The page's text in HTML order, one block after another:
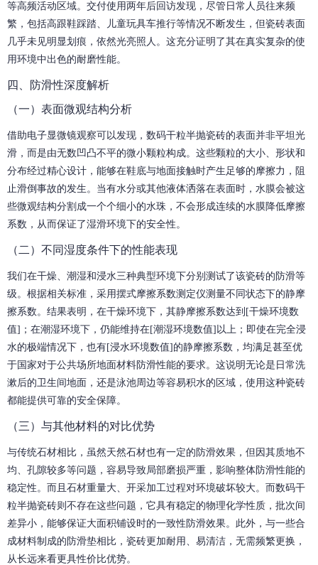
等高频活动区域。交付使用两年后回访发现，尽管日常人员往来频
繁，包括高跟鞋踩踏、儿童玩具车推行等情况不断发生，但瓷砖表面
几乎未见明显划痕，依然光亮照人。这充分证明了其在真实复杂的使
用环境中出色的耐磨性能。
四、防滑性深度解析
（一）表面微观结构分析
借助电子显微镜观察可以发现，数码干粒半抛瓷砖的表面并非平坦光
滑，而是由无数凹凸不平的微小颗粒构成。这些颗粒的大小、形状和
分布经过精心设计，能够在鞋底与地面接触时产生足够的摩擦力，阻
止滑倒事故的发生。当有水分或其他液体洒落在表面时，水膜会被这
些微观结构分割成一个个细小的水珠，不会形成连续的水膜降低摩擦
系数，从而保证了湿滑环境下的安全性。
（二）不同湿度条件下的性能表现
我们在干燥、潮湿和浸水三种典型环境下分别测试了该瓷砖的防滑等
级。根据相关标准，采用摆式摩擦系数测定仪测量不同状态下的静摩
擦系数。结果表明，在干燥环境下，其静摩擦系数达到[干燥环境数
值]；在潮湿环境下，仍能维持在[潮湿环境数值]以上；即使在完全浸
水的极端情况下，也有[浸水环境数值]的静摩擦系数，均满足甚至优
于国家对于公共场所地面材料防滑性能的要求。这说明无论是日常洗
漱后的卫生间地面，还是泳池周边等容易积水的区域，使用这种瓷砖
都能提供可靠的安全保障。
（三）与其他材料的对比优势
与传统石材相比，虽然天然石材也有一定的防滑效果，但因其质地不
均、孔隙较多等问题，容易导致局部磨损严重，影响整体防滑性能的
稳定性。而且石材重量大、开采加工过程对环境破坏较大。而数码干
粒半抛瓷砖则不存在这些问题，它具有稳定的物理化学性质，批次间
差异小，能够保证大面积铺设时的一致性防滑效果。此外，与一些合
成材料制成的防滑垫相比，瓷砖更加耐用、易清洁，无需频繁更换，
从长远来看更具性价比优势。